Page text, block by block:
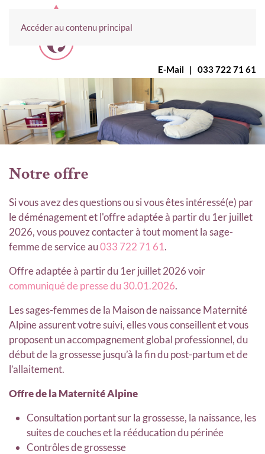
Accéder au contenu principal
E-Mail | 033 722 71 61
Notre offre
Si vous avez des questions ou si vous êtes intéressé(e) par
le déménagement et l'offre adaptée à partir du 1er juillet
2026, vous pouvez contacter à tout moment la sage-
femme de service au033 722 71 61.
Offre adaptée à partir du 1er juillet 2026 voir
communiqué de presse du 30.01.2026.
Les sages-femmes de la Maison de naissance Maternité
Alpine assurent votre suivi, elles vous conseillent et vous
proposent un accompagnement global professionnel, du
début de la grossesse jusqu’à la fin du post-partum et de
l’allaitement.
Offre de la Maternité Alpine
Consultation portant sur la grossesse, la naissance, les
suites de couches et la rééducation du périnée
Contrôles de grossesse